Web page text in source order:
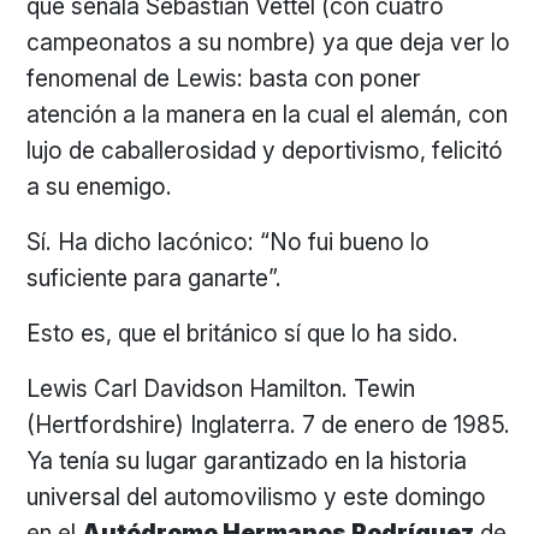
que señala Sebastian Vettel (con cuatro
campeonatos a su nombre) ya que deja ver lo
fenomenal de Lewis: basta con poner
atención a la manera en la cual el alemán, con
lujo de caballerosidad y deportivismo, felicitó
a su enemigo.
Sí. Ha dicho lacónico: “No fui bueno lo
suficiente para ganarte”.
Esto es, que el británico sí que lo ha sido.
Lewis Carl Davidson Hamilton. Tewin
(Hertfordshire) Inglaterra. 7 de enero de 1985.
Ya tenía su lugar garantizado en la historia
universal del automovilismo y este domingo